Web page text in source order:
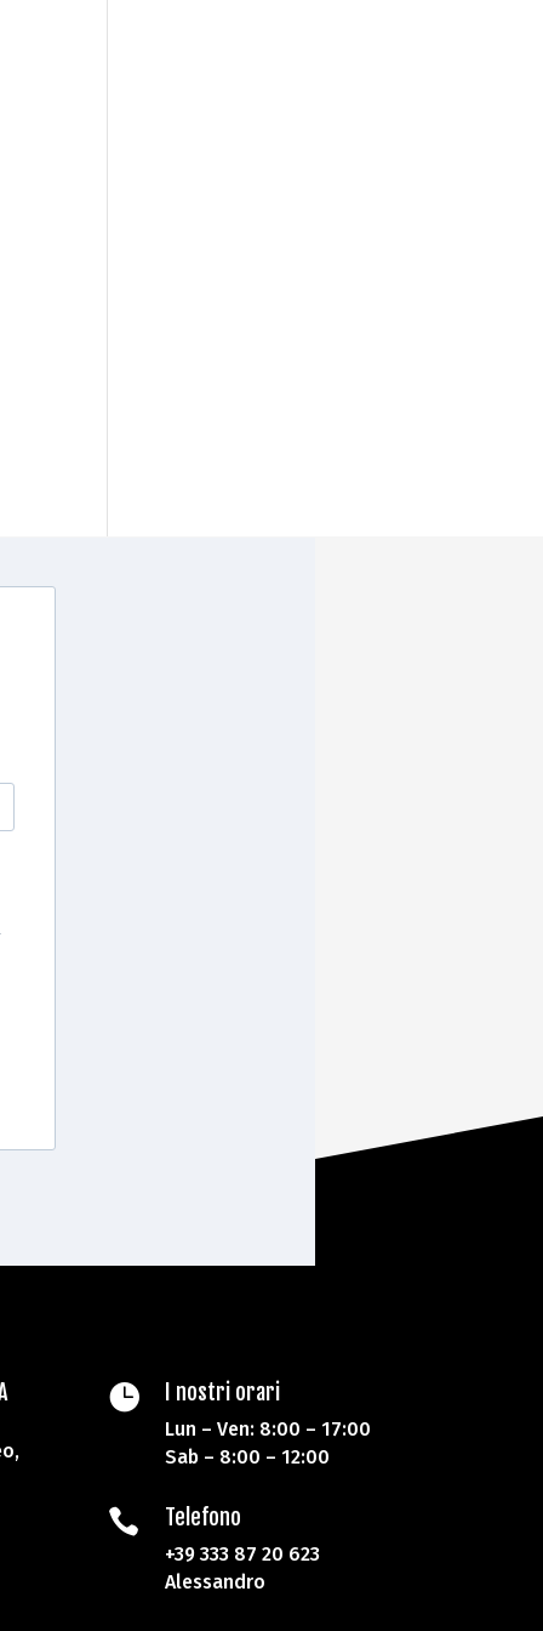
 I nostri orari
Lun – Ven: 8:00 – 17:00
Sab – 8:00 – 12:00
 Telefono
+39 333 87 20 623
Alessandro